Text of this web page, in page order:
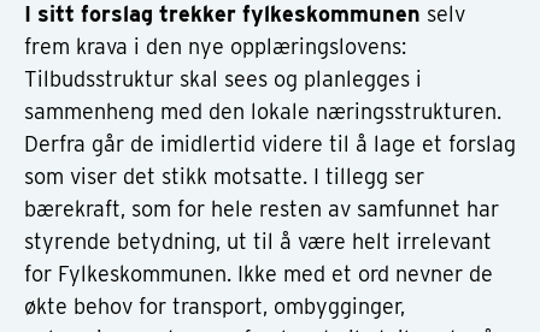
I sitt forslag trekker fylkeskommunen selv
frem krava i den nye opplæringslovens:
Tilbudsstruktur skal sees og planlegges i
sammenheng med den lokale næringsstrukturen.
Derfra går de imidlertid videre til å lage et forslag
som viser det stikk motsatte. I tillegg ser
bærekraft, som for hele resten av samfunnet har
styrende betydning, ut til å være helt irrelevant
for Fylkeskommunen. Ikke med et ord nevner de
økte behov for transport, ombygginger,